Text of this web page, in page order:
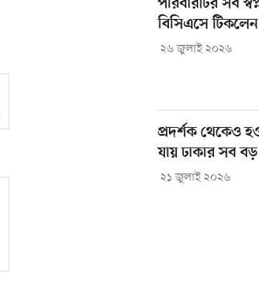
পরিবারটির সব
বিসিএসে
২৬ জুলাই ২০২৬
প্রদর্শক থেকেও
যায় ঢাকার সব
২১ জুলাই ২০২৬